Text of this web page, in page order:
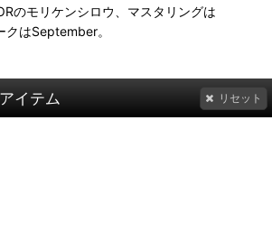
のモリケンシロウ、マスタリングは
はSeptember。
イテム リセット